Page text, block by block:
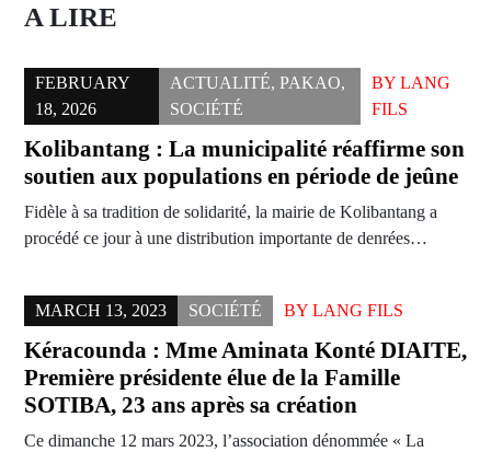
A LIRE
FEBRUARY
18, 2026
ACTUALITÉ,PAKAO,
SOCIÉTÉ
BY LANG
FILS
Kolibantang : La municipalité réaffirme son
soutien aux populations en période de jeûne
Fidèle à sa tradition de solidarité, la mairie de Kolibantang a
procédé ce jour à une distribution importante de denrées…
MARCH 13, 2023 SOCIÉTÉ BY LANG FILS
Kéracounda : Mme Aminata Konté DIAITE,
Première présidente élue de la Famille
SOTIBA, 23 ans après sa création
Ce dimanche 12 mars 2023, l’association dénommée « La